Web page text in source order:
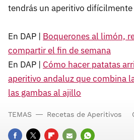
tendrás un aperitivo
En DAP | Boquerones al limón,
compartir el fin de semana
En DAP | Cómo hacer patatas
aperitivo andaluz que combina
las gambas al ajillo
TEMAS Recetas de Aperitivos